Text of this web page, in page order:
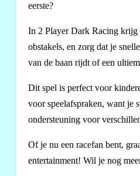
eerste?
In 2 Player Dark Racing krijg
obstakels, en zorg dat je
van de baan rijdt of een
Dit spel is perfect voor
voor speelafspraken, want je
ondersteuning voor
Of je nu een racefan bent,
entertainment! Wil je nog